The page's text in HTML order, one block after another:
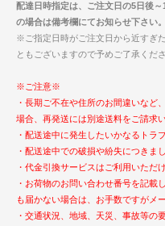
配達日時指定は、ご注文日の5日後
の場合は備考欄にてお知らせ下さい。
※ご指定日時がご注文日から近すぎ
ともございますので予めご了承くださ
※ご注意※
・長期ご不在や住所のお間違いなど
場合、再発送には別途送料をご請求
・配送途中に発生したいかなるトラ
・配送途中での破損や紛失につきま
・代金引換サービスはご利用いただ
・お荷物のお問い合わせ番号を記載
も届かない場合は、お手数ですがメ
・交通状況、地域、天災、事故等の